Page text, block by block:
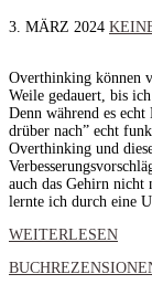
3. MÄRZ 2024
Overthinking können
Weile gedauert, bis
Denn während es
drüber nach” echt
Overthinking und
auch das Gehirn nicht
lernte ich durch eine
WEITERLESEN